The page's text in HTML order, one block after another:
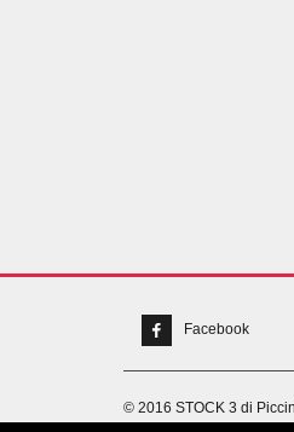
Facebook
© 2016 STOCK 3 di